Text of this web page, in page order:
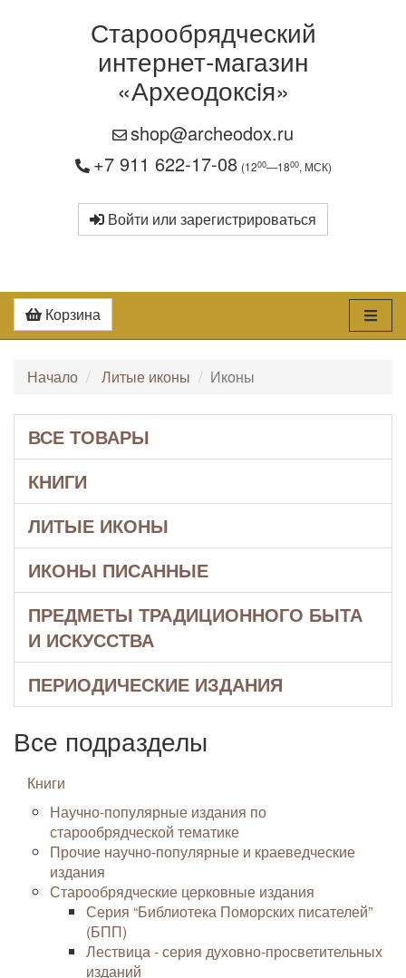
Старообрядческий
интернет-магазин
«Археодоксiя»
shop@archeodox.ru
+7 911 622-17-08 (1200—1800, МСК)
Войти или зарегистрироваться
Корзина
Начало Литые иконы Иконы
ВСЕ ТОВАРЫ
КНИГИ
ЛИТЫЕ ИКОНЫ
ИКОНЫ ПИСАННЫЕ
ПРЕДМЕТЫ ТРАДИЦИОННОГО БЫТА
И ИСКУССТВА
ПЕРИОДИЧЕСКИЕ ИЗДАНИЯ
Все подразделы
Книги
Научно-популярные издания по
старообрядческой тематике
Прочие научно-популярные и краеведческие
издания
Старообрядческие церковные издания
Серия “Библиотека Поморских писателей”
(БПП)
Лествица - серия духовно-просветительных
изданий